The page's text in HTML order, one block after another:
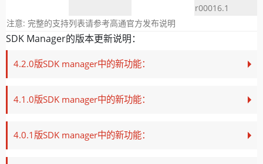
r00016.1
注意: 完整的支持列表请参考高通官方发布说明
SDK Manager的版本更新说明：
4.2.0版SDK manager中的新功能：
4.1.0版SDK manager中的新功能：
4.0.1版SDK manager中的新功能：